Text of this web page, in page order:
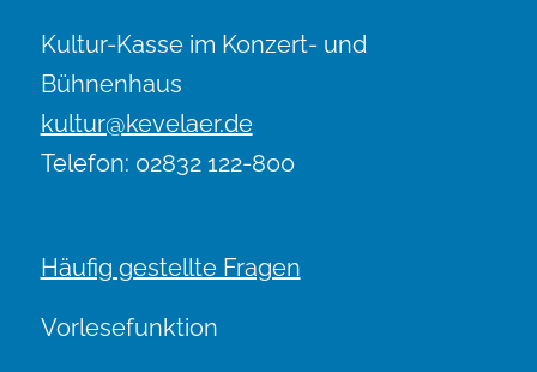
Kultur-Kasse im Konzert- und
Bühnenhaus
kultur@kevelaer.de
Telefon: 02832 122-800
Häufig gestellte Fragen
Vorlesefunktion